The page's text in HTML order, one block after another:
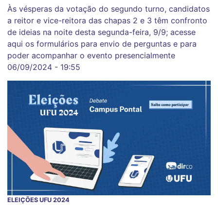
Às vésperas da votação do segundo turno, candidatos
a reitor e vice-reitora das chapas 2 e 3 têm confronto
de ideias na noite desta segunda-feira, 9/9; acesse
aqui os formulários para envio de perguntas e para
poder acompanhar o evento presencialmente
06/09/2024 - 19:55
ELEIÇÕES UFU 2024